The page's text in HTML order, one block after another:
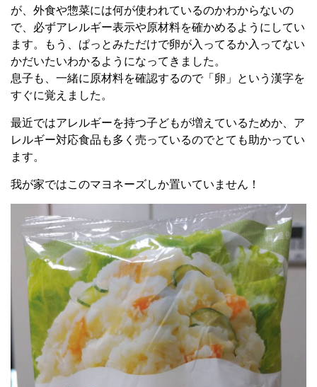
が、外食や惣菜には何が使われているのかわからないの
で、必ずアレルギー表示や原材料を確かめるようにしてい
ます。もう、ぱっとみただけで卵が入ってるか入ってない
かだいたいわかるようになってきました。
息子も、一緒に原材料を確認するので「卵」という漢字を
すぐに覚えました。
最近ではアレルギーを持つ子どもが増えているためか、ア
レルギー対応食品も多く売っているのでとても助かってい
ます。
我が家ではこのマヨネーズしか置いていません！